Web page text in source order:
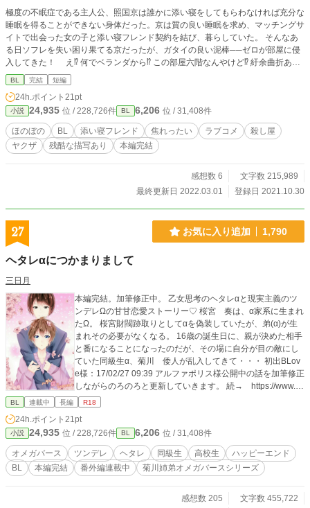
極度の不眠症である主人公、照国京は誰かに添い寝をしてもらわなければ充分な
睡眠を得ることができない身体だった。京は質の良い睡眠を求め、マッチングサ
イトで出会った女の子と添い寝フレンド契約を結び、暮らしていた。 そんなあ
る日ソフレを失い困り果てる京だったが、ガタイの良い泥棒──ゼロが部屋に侵
入してきた！ え⁉︎ 何でベランダから⁉︎ この部屋六階なんやけど⁉︎ 紆余曲折あ
り、ゼロとソフレ関係になった京。生活力無しのゼロとの生活は意外に順調だっ
たが、どうやらゼロには大きな秘密があるようで……。 ノンケ素直な関西弁 ×
寡黙で屈強な泥棒（？） ※処女作です。拙い点が多いかと思いますが、よろし
くお願いします。 ※エロ少しあります……ちょびっとです。 ※流血、暴力シー
ン有りです。お気をつけください。 2022/02/25 本編完結しました。ありがとう
ございました。あと番外編SS数話投稿します。 2022/03/01 完結しました。皆さ
んありがとうございました。
BL 完結 短編
24h.ポイント 21pt
小説 24,935 位 / 228,726件 BL 6,206 位 / 31,408件
ほのぼの BL 添い寝フレンド 焦れったい ラブコメ
殺し屋
ヤクザ
残酷な描写あり 本編完結
感想数 6
文字数 215,989
最終更新日 2022.03.01
登録日 2021.10.30
27 お気に入り追加 1,790
ヘタレαにつかまりまして
三日月
本編完結。加筆修正中。 乙女思考のヘタレαと現実主義のツ
ンデレΩの甘甘恋愛ストーリー♡ 桜宮 奏は、α家系に生まれ
たΩ。 桜宮財閥跡取りとしてαを偽装していたが、弟(α)が生
まれその必要がなくなる。 16歳の誕生日に、親が決めた相手
と番になることになったのだが、その場に自分が目の敵にし
ていた同級生α、菊川 倭人が乱入してきて・・・ 初出BLov
e様：17/02/27 09:39 アルファポリス様公開中の話を加筆修正
しながらのろのろと更新していきます。 続→ https://www.al
phapolis.co.jp/novel/550368397/487186258 ☆表紙は、陽樹
ジや配置をリクエストしていたら応えていただけて(。´Д⊂)ｶﾝ
ｹﾞｷ 魔法のようなメイキング動画はこちら⬇ https://m.youtub
e.com/watch?v=l8bOe-E0zQY
BL 連載中 長編 R18
24h.ポイント 21pt
小説 24,935 位 / 228,726件 BL 6,206 位 / 31,408件
オメガバース ツンデレ ヘタレ 同級生 高校生
ハッピーエンド
BL
本編完結 番外編連載中 菊川姉弟オメガバースシリーズ
感想数 205
文字数 455,722